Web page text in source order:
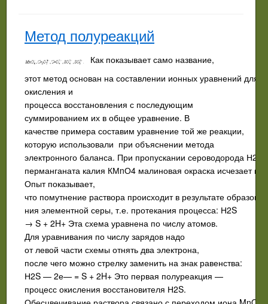
Метод полуреакций
Как показывает само название,
этот метод основан на составлении ионных уравнений для
окисления и
процесса восстановления с последующим
суммированием их в общее уравнение. В
качестве примера составим уравнение той же реакции,
которую использовали при объяснении метода
электронного баланса. При пропускании сероводорода Н2S
перманганата калия КМnО4 малиновая окраска исчезает и
Опыт показывает,
что помутнение раствора происходит в результате образова­
ния элементной серы, т.е. протекания процесса: Н2S
→ S + 2H+ Эта схема уравнена по числу атомов.
Для уравнивания по числу зарядов надо
от левой части схемы отнять два электрона,
после чего можно стрелку заменить на знак равенства:
Н2S — 2е— = S + 2H+ Это первая полуреакция —
процесс окисления восстановителя Н2S.